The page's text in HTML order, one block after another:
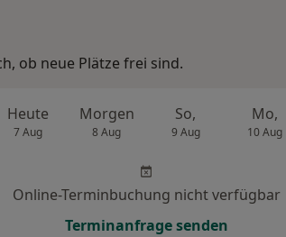
ob neue Plätze frei sind.
Heute
7 Aug
Morgen
8 Aug
So,
9 Aug
Mo,
10 Aug
Online-Terminbuchung nicht verfügbar
Terminanfrage senden